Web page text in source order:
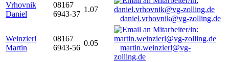
Vrhovnik
Daniel
08167
6943-37
1.07
daniel.vrhovnik@vg-zolling.de
Weinzierl
Martin
08167
6943-56
0.05
martin.weinzierl@vg-
zolling.de